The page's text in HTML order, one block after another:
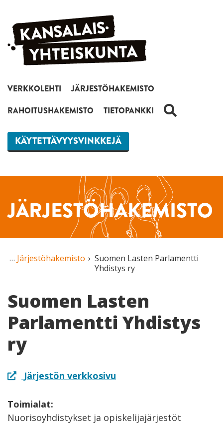
Siirry sisältöön
VERKKOLEHTI
JÄRJESTÖHAKEMISTO
RAHOITUSHAKEMISTO
TIETOPANKKI HAKU
KÄYTETTÄVYYSVINKKEJÄ
JÄRJESTÖHAKEMISTO
Järjestöhakemisto
Suomen Lasten Parlamentti
Yhdistys ry
Suomen Lasten
Parlamentti Yhdistys
ry
Järjestön verkkosivu
Toimialat:
Nuorisoyhdistykset ja opiskelijajärjestöt